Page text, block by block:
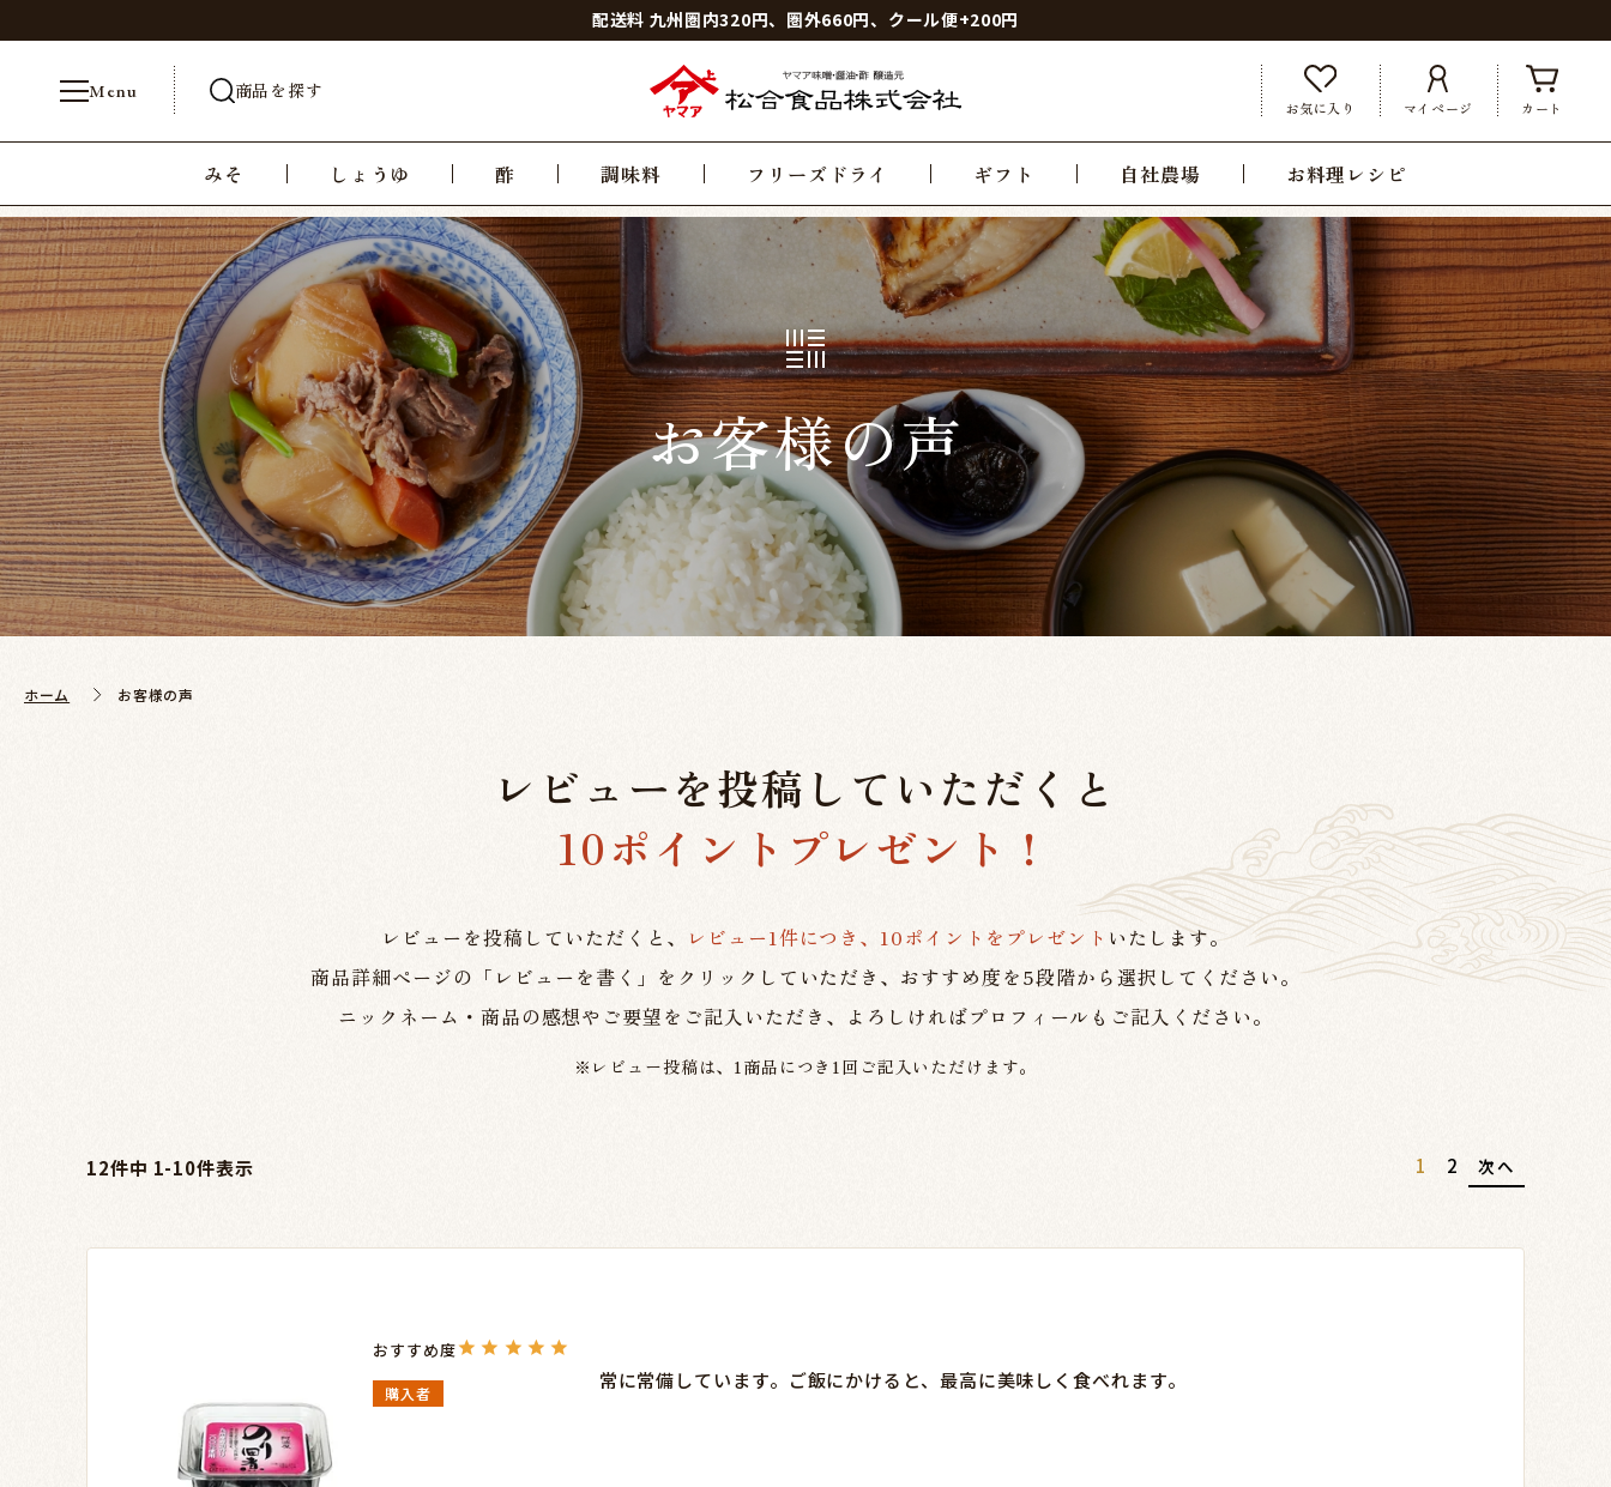
配送料 九州圏内320円、圏外660円、クール便+200円
Menu 商品を探す
お気に入り マイページ カート
みそ しょうゆ 酢 調味料 フリーズドライ ギフト 自社農場 お料理レシピ
お客様の声
ホーム お客様の声
レビューを投稿していただくと
10ポイントプレゼント！
レビューを投稿していただくと、 レビュー1件につき、10ポイントをプレゼント いたします。
商品詳細ページの「レビューを書く」をクリックしていただき、おすすめ度を5段階から選択してください。
ニックネーム・商品の感想やご要望をご記入いただき、よろしければプロフィールもご記入ください。
※レビュー投稿は、1商品につき1回ご記入いただけます。
12件中 1-10件表示 1 2
購入者
常に常備しています。ご飯にかけると、最高に美味しく食べれます。